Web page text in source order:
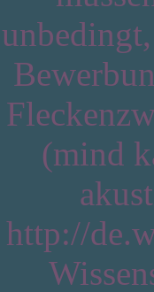
(mind
http://